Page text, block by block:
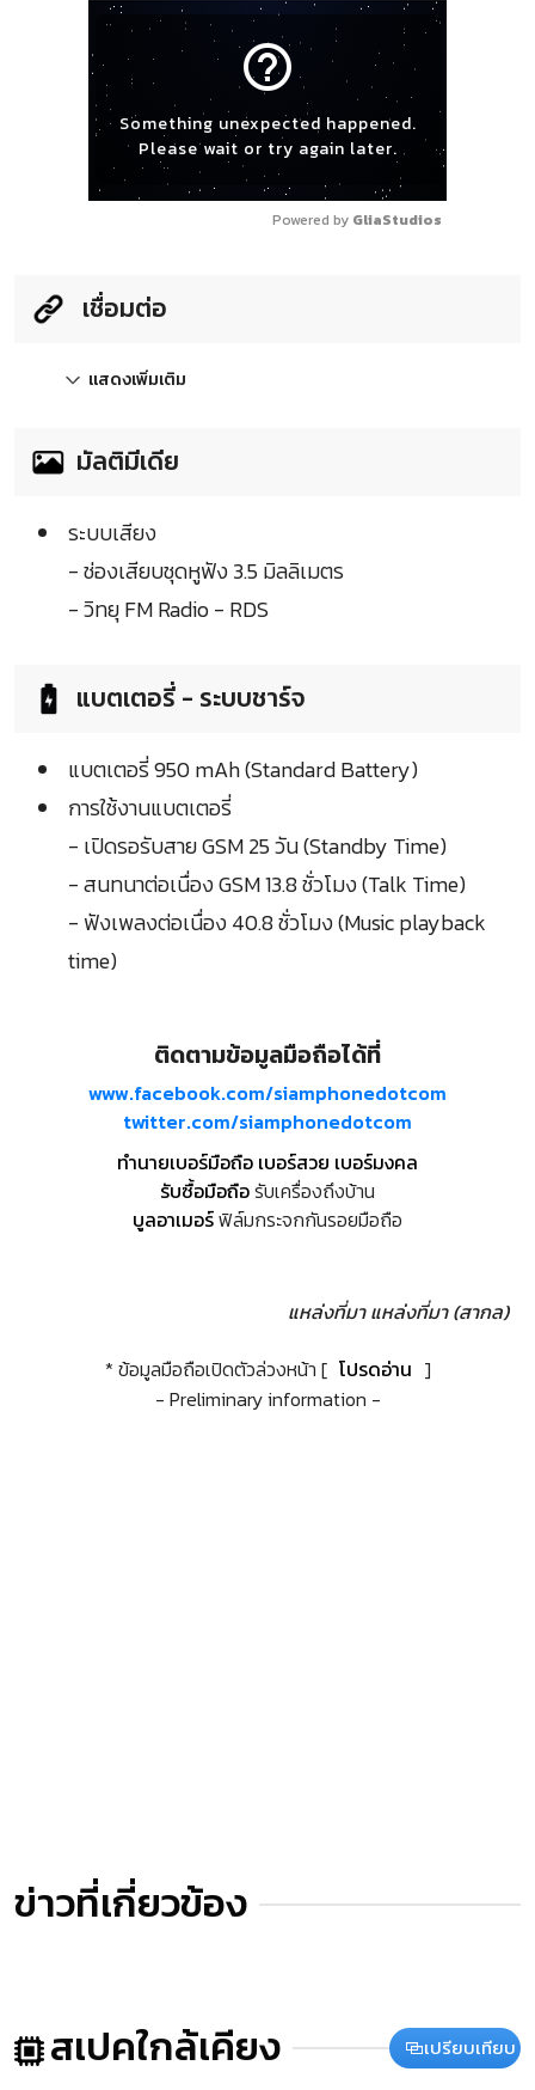
help_outline
Something unexpected happened.
Please wait or try again later.
Powered by GliaStudios
เชื่อมต่อ
แสดงเพิ่มเติม
มัลติมีเดีย
ระบบเสียง
- ช่องเสียบชุดหูฟัง 3.5 มิลลิเมตร
- วิทยุ FM Radio - RDS
แบตเตอรี่ - ระบบชาร์จ
แบตเตอรี่ 950 mAh (Standard Battery)
การใช้งานแบตเตอรี่
- เปิดรอรับสาย GSM 25 วัน (Standby Time)
- สนทนาต่อเนื่อง GSM 13.8 ชั่วโมง (Talk Time)
- ฟังเพลงต่อเนื่อง 40.8 ชั่วโมง (Music playback
time)
ติดตามข้อมูลมือถือได้ที่
www.facebook.com/siamphonedotcom
twitter.com/siamphonedotcom
ทำนายเบอร์มือถือ เบอร์สวย เบอร์มงคล
รับซื้อมือถือรับเครื่องถึงบ้าน
บูลอาเมอร์ฟิล์มกระจกกันรอยมือถือ
แหล่งที่มา แหล่งที่มา (สากล)
* ข้อมูลมือถือเปิดตัวล่วงหน้า [ โปรดอ่าน ]
- Preliminary information -
ข่าวที่เกี่ยวข้อง
สเปคใกล้เคียง เปรียบเทียบ